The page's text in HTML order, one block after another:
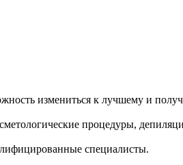
измениться к лучшему и
процедуры,
специалисты.